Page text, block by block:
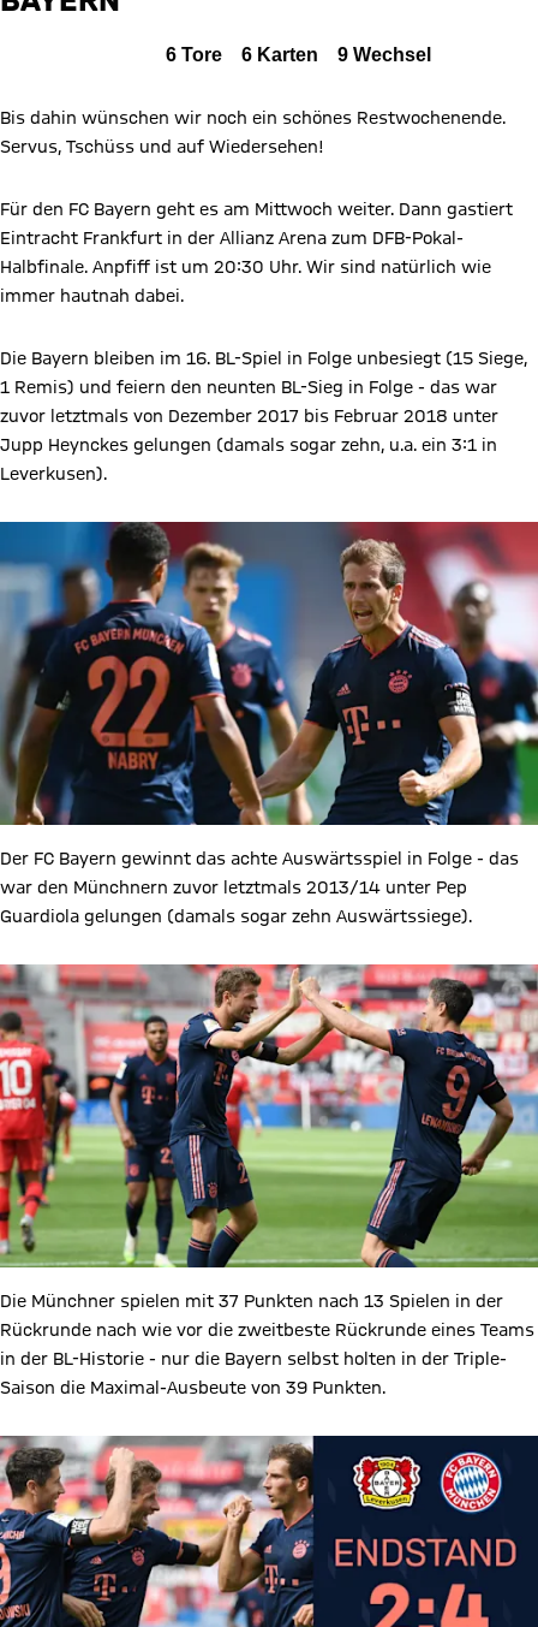
B04
6 Tore 6 Karten 9 Wechsel
Bis dahin wünschen wir noch ein schönes Restwochenende.
Servus, Tschüss und auf Wiedersehen!
Für den FC Bayern geht es am Mittwoch weiter. Dann gastiert
Eintracht Frankfurt in der Allianz Arena zum DFB-Pokal-
Halbfinale. Anpfiff ist um 20:30 Uhr. Wir sind natürlich wie
immer hautnah dabei.
Die Bayern bleiben im 16. BL-Spiel in Folge unbesiegt (15 Siege,
1 Remis) und feiern den neunten BL-Sieg in Folge - das war
zuvor letztmals von Dezember 2017 bis Februar 2018 unter
Jupp Heynckes gelungen (damals sogar zehn, u.a. ein 3:1 in
Leverkusen).
Der FC Bayern gewinnt das achte Auswärtsspiel in Folge - das
war den Münchnern zuvor letztmals 2013/14 unter Pep
Guardiola gelungen (damals sogar zehn Auswärtssiege).
Die Münchner spielen mit 37 Punkten nach 13 Spielen in der
Rückrunde nach wie vor die zweitbeste Rückrunde eines Teams
in der BL-Historie - nur die Bayern selbst holten in der Triple-
Saison die Maximal-Ausbeute von 39 Punkten.